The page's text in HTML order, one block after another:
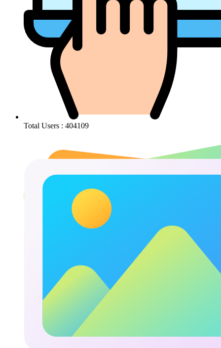
Total Users : 404109